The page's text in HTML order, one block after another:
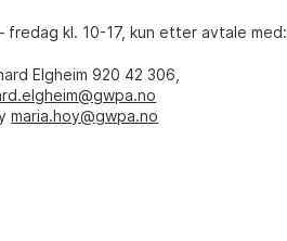
fredag kl. 10-17, kun etter avtale med:
Elgheim 920 42 306,
maria.hoy@gwpa.no